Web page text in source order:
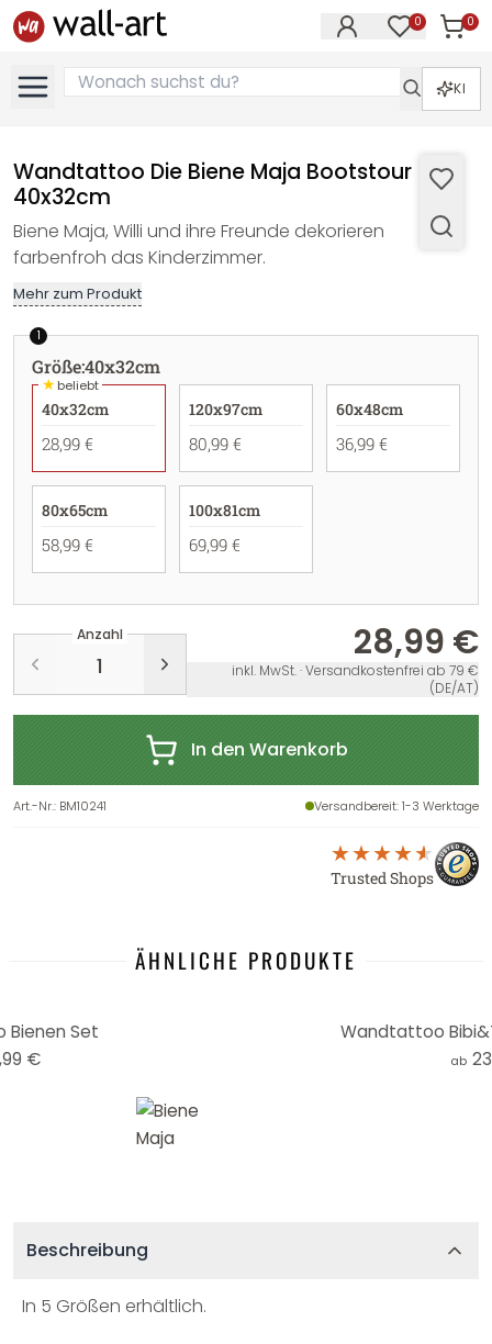
0 0
KI
Wandtattoo Die Biene Maja Bootstour -
40x32cm
Biene Maja, Willi und ihre Freunde dekorieren
farbenfroh das Kinderzimmer.
Mehr zum Produkt
1
Größe:40x32cm
★beliebt
40x32cm
28,99 €
120x97cm
80,99 €
60x48cm
36,99 €
80x65cm
58,99 €
100x81cm
69,99 €
Anzahl 28,99 €
inkl. MwSt. · Versandkostenfrei ab 79 €
(DE/AT)
In den Warenkorb
Art.-Nr.: BM10241 Versandbereit: 1-3 Werktage
Trusted Shops
ÄHNLICHE PRODUKTE
Set
€
Wandtattoo
ab
Beschreibung
In 5 Größen erhältlich.